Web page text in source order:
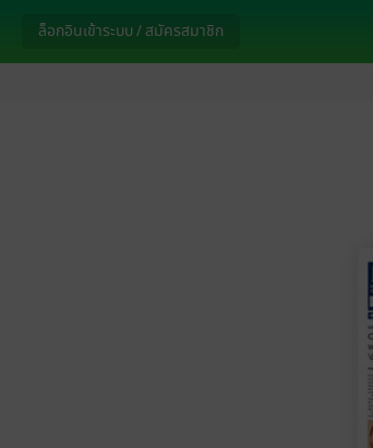
ล็อกอินเข้าระบบ / สมัครสมาชิก